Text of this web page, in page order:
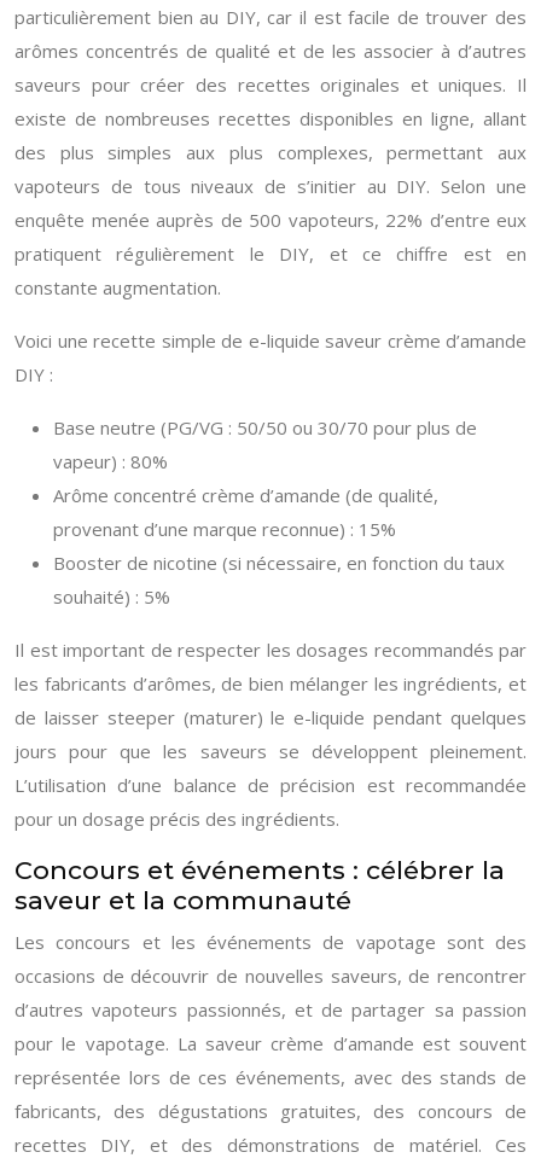
particulièrement bien au DIY, car il est facile de trouver des
arômes concentrés de qualité et de les associer à d’autres
saveurs pour créer des recettes originales et uniques. Il
existe de nombreuses recettes disponibles en ligne, allant
des plus simples aux plus complexes, permettant aux
vapoteurs de tous niveaux de s’initier au DIY. Selon une
enquête menée auprès de 500 vapoteurs, 22% d’entre eux
pratiquent régulièrement le DIY, et ce chiffre est en
constante augmentation.
Voici une recette simple de e-liquide saveur crème d’amande
DIY :
Base neutre (PG/VG : 50/50 ou 30/70 pour plus de
vapeur) : 80%
Arôme concentré crème d’amande (de qualité,
provenant d’une marque reconnue) : 15%
Booster de nicotine (si nécessaire, en fonction du taux
souhaité) : 5%
Il est important de respecter les dosages recommandés par
les fabricants d’arômes, de bien mélanger les ingrédients, et
de laisser steeper (maturer) le e-liquide pendant quelques
jours pour que les saveurs se développent pleinement.
L’utilisation d’une balance de précision est recommandée
pour un dosage précis des ingrédients.
Concours et événements : célébrer la
saveur et la communauté
Les concours et les événements de vapotage sont des
occasions de découvrir de nouvelles saveurs, de rencontrer
d’autres vapoteurs passionnés, et de partager sa passion
pour le vapotage. La saveur crème d’amande est souvent
représentée lors de ces événements, avec des stands de
fabricants, des dégustations gratuites, des concours de
recettes DIY, et des démonstrations de matériel. Ces